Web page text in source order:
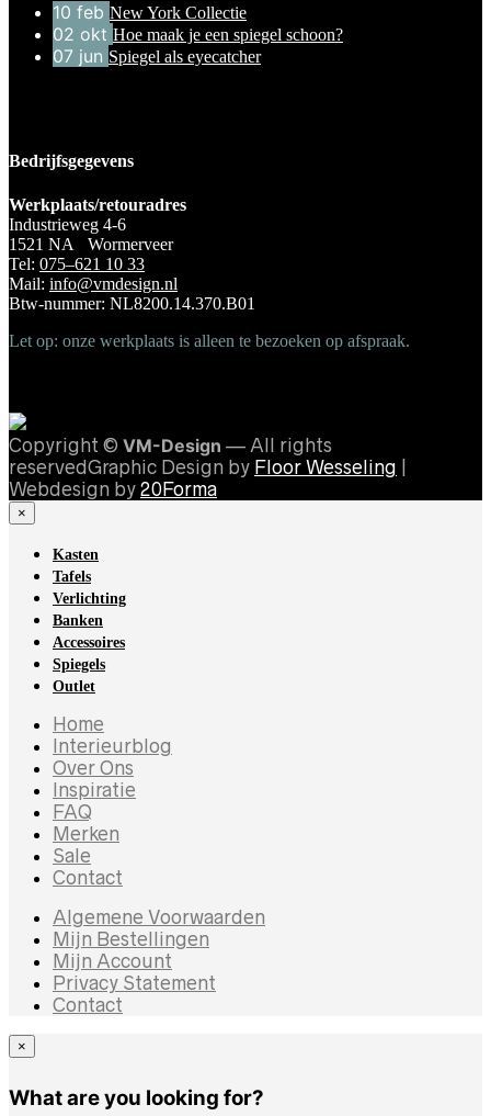
10 feb New York Collectie
02 okt Hoe maak je een spiegel schoon?
07 jun Spiegel als eyecatcher
Bedrijfsgegevens
Werkplaats/retouradres
Industrieweg 4-6
1521 NA Wormerveer
Tel: 075–621 10 33
Mail: info@vmdesign.nl
Btw-nummer: NL8200.14.370.B01
Let op: onze werkplaats is alleen te bezoeken op afspraak.
Copyright © VM-Design — All rights
reservedGraphic Design by Floor Wesseling
Webdesign by 20Forma
×
Kasten
Tafels
Verlichting
Banken
Accessoires
Spiegels
Outlet
Home
Interieurblog
Over Ons
Inspiratie
FAQ
Merken
Sale
Contact
Algemene Voorwaarden
Mijn Bestellingen
Mijn Account
Privacy Statement
Contact
×
What are you looking for?